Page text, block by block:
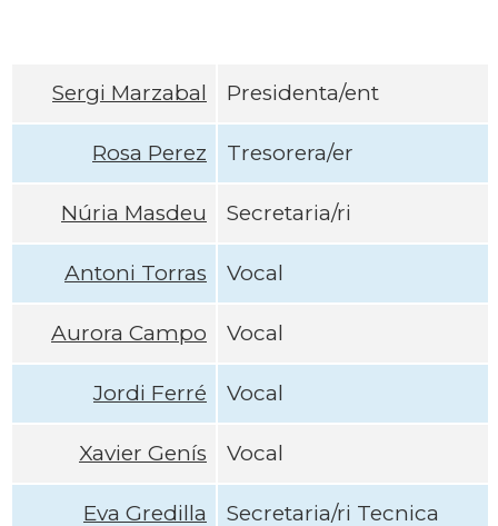
Sergi Marzabal Presidenta/ent
Rosa Perez Tresorera/er
Núria Masdeu Secretaria/ri
Antoni Torras Vocal
Aurora Campo Vocal
Jordi Ferré Vocal
Xavier Genís Vocal
Eva Gredilla Secretaria/ri Tecnica